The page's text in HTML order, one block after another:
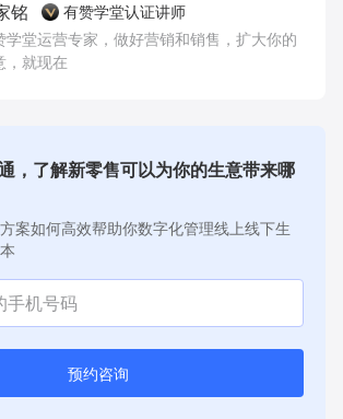
铭
有赞学堂认证讲师
学堂运营专家，做好营销和销售，扩大你的
，就现在
，了解新零售可以为你的生意带来哪
案如何高效帮助你数字化管理线上线下生
预约咨询